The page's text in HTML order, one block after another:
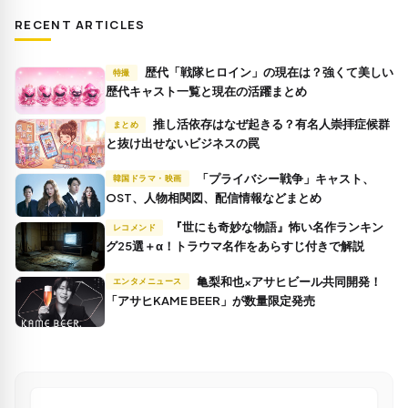
RECENT ARTICLES
特撮
歴代キャスト一覧と現在の活躍まとめ
まとめ
推し活依存はなぜ起きる？有名人崇拝症候群
と抜け出せないビジネスの罠
韓国ドラマ・映画
OST、人物相関図、配信情報などまとめ
レコメンド
グ25選＋α！トラウマ名作をあらすじ付きで解説
エンタメニュース
「アサヒKAME BEER」が数量限定発売